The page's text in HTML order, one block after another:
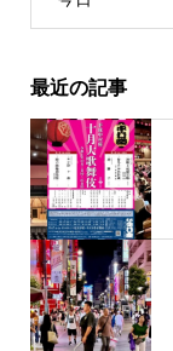
最近の記事